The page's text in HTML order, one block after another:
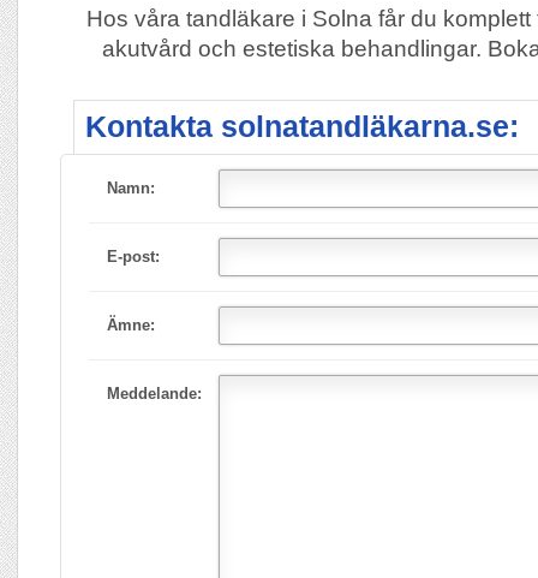
Hos våra tandläkare i Solna får du
akutvård och estetiska behandlingar.
Kontakta solnatandläkarna.se:
Namn:
E-post:
Ämne:
Meddelande: